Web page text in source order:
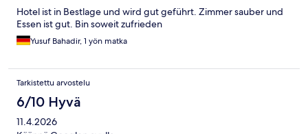
Hotel ist in Bestlage und wird gut geführt. Zimmer sauber und
Essen ist gut. Bin soweit zufrieden
Yusuf Bahadir, 1 yön matka
Tarkistettu arvostelu
6/10 Hyvä
11.4.2026